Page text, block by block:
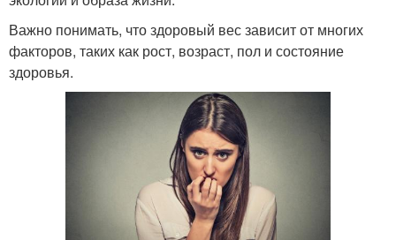
Важно понимать, что здоровый вес зависит от многих
факторов, таких как рост, возраст, пол и состояние
здоровья.